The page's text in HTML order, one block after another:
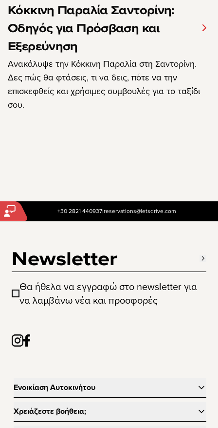
Κόκκινη Παραλία Σαντορίνη:
Οδηγός για Πρόσβαση και
Εξερεύνηση
Ανακάλυψε την Κόκκινη Παραλία στη Σαντορίνη.
Δες πώς θα φτάσεις, τι να δεις, πότε να την
επισκεφθείς και χρήσιμες συμβουλές για το ταξίδι
σου.
+30 2821 440937|reservations@letsdrive.com
Newsletter
Θα ήθελα να εγγραφώ στο newsletter για
να λαμβάνω νέα και προσφορές
Ενοικίαση Αυτοκινήτου
Χρειάζεστε βοήθεια;